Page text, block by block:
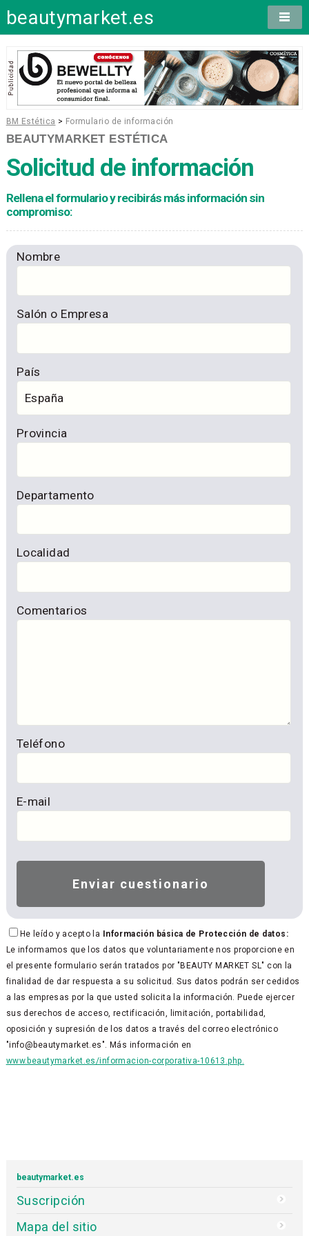
beautymarket.es
BM Estética > Formulario de información
BEAUTYMARKET ESTÉTICA
Solicitud de información
Rellena el formulario y recibirás más información sin
compromiso:
Nombre
Salón o Empresa
País
Provincia
Departamento
Localidad
Comentarios
Teléfono
E-mail
He leído y acepto la Información básica de Protección de datos:
Le informamos que los datos que voluntariamente nos proporcione en
el presente formulario serán tratados por "BEAUTY MARKET SL" con la
finalidad de dar respuesta a su solicitud. Sus datos podrán ser cedidos
a las empresas por la que usted solicita la información. Puede ejercer
sus derechos de acceso, rectificación, limitación, portabilidad,
oposición y supresión de los datos a través del correo electrónico
"info@beautymarket.es". Más información en
www.beautymarket.es/informacion-corporativa-10613.php.
beautymarket.es
Suscripción
Mapa del sitio